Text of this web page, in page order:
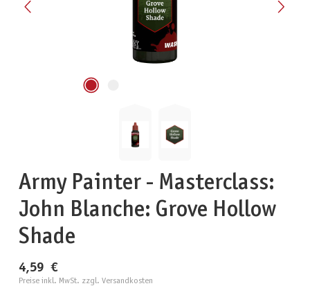
Army Painter - Masterclass:
John Blanche: Grove Hollow
Shade
4,59 €
Preise inkl. MwSt. zzgl. Versandkosten